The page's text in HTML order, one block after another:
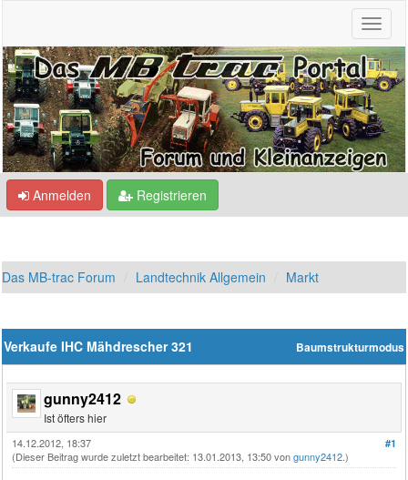
Anmelden Registrieren
Das MB-trac Forum Landtechnik Allgemein Markt
Baumstrukturmodus
Verkaufe IHC Mähdrescher 321
gunny2412
Ist öfters hier
#1
14.12.2012, 18:37
(Dieser Beitrag wurde zuletzt bearbeitet: 13.01.2013, 13:50 vongunny2412.)